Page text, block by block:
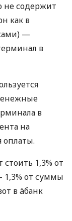
не содержит
как в
—
в
в
на
стоить 1,3% от
от суммы
в àбанк